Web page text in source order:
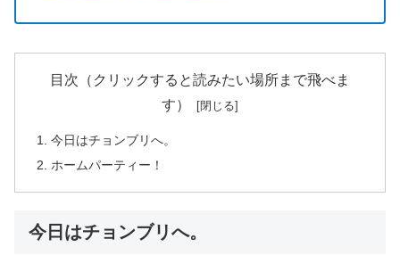
目次（クリックすると読みたい場所まで飛べま
す）
今日はチョンブリへ。
ホームパーティー！
今日はチョンブリへ。